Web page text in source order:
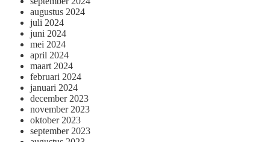
augustus 2024
juli 2024
juni 2024
mei 2024
april 2024
maart 2024
februari 2024
januari 2024
december 2023
november 2023
oktober 2023
september 2023